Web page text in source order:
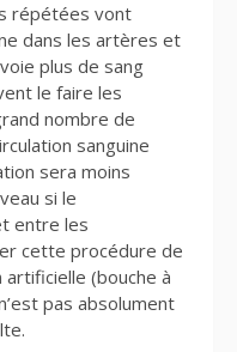
répétées vont
dans les artères et
plus de sang
le faire les
nombre de
sanguine
sera moins
si le
entre les
cette procédure de
(bouche à
pas absolument